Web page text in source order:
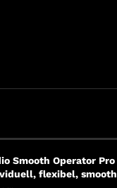
Smooth Operator Pro
flexibel, smooth